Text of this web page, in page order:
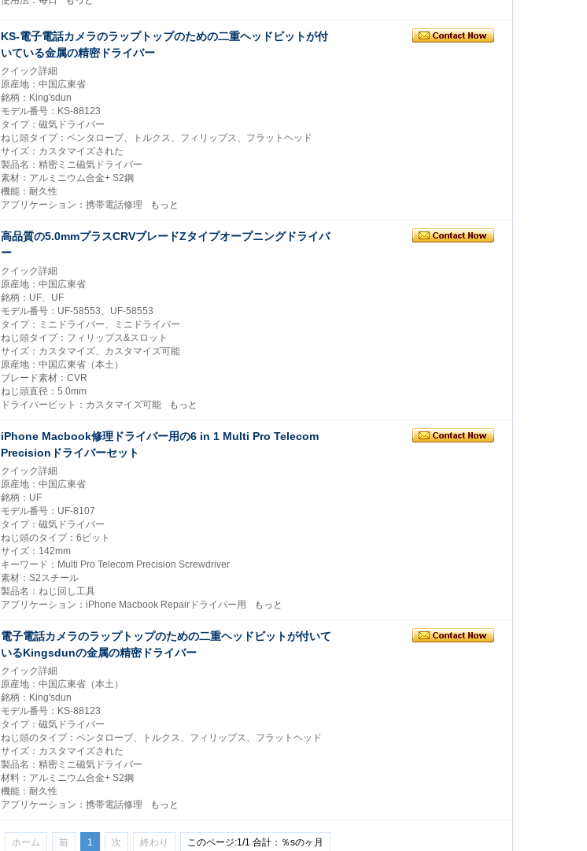
KS-電子電話カメラのラップトップのための二重ヘッドビットが付
いている金属の精密ドライバー
クイック詳細
原産地：中国広東省
銘柄：King'sdun
モデル番号：KS-88123
タイプ：磁気ドライバー
ねじ頭タイプ：ペンタローブ、トルクス、フィリップス、フラットヘッド
サイズ：カスタマイズされた
製品名：精密ミニ磁気ドライバー
素材：アルミニウム合金+ S2鋼
機能：耐久性
アプリケーション：携帯電話修理
もっと
高品質の5.0mmプラスCRVブレードZタイプオープニングドライバ
ー
クイック詳細
原産地：中国広東省
銘柄：UF、UF
モデル番号：UF-58553、UF-58553
タイプ：ミニドライバー、ミニドライバー
ねじ頭タイプ：フィリップス&スロット
サイズ：カスタマイズ、カスタマイズ可能
原産地：中国広東省（本土）
ブレード素材：CVR
ねじ頭直径：5.0mm
ドライバービット：カスタマイズ可能
もっと
iPhone Macbook修理ドライバー用の6 in 1 Multi Pro Telecom
Precisionドライバーセット
クイック詳細
原産地：中国広東省
銘柄：UF
モデル番号：UF-8107
タイプ：磁気ドライバー
ねじ頭のタイプ：6ビット
サイズ：142mm
キーワード：Multi Pro Telecom Precision Screwdriver
素材：S2スチール
製品名：ねじ回し工具
アプリケーション：iPhone Macbook Repairドライバー用
もっと
電子電話カメラのラップトップのための二重ヘッドビットが付いて
いるKingsdunの金属の精密ドライバー
クイック詳細
原産地：中国広東省（本土）
銘柄：King'sdun
モデル番号：KS-88123
タイプ：磁気ドライバー
ねじ頭のタイプ：ペンタローブ、トルクス、フィリップス、フラットヘッド
サイズ：カスタマイズされた
製品名：精密ミニ磁気ドライバー
材料：アルミニウム合金+ S2鋼
機能：耐久性
アプリケーション：携帯電話修理
もっと
ホーム 前 1 次 終わり このページ:1/1 合計：％sのヶ月